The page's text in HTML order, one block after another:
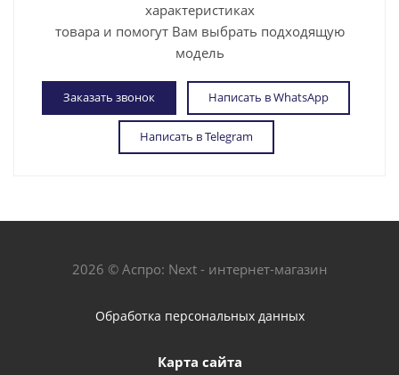
характеристиках
товара и помогут Вам выбрать подходящую
модель
Заказать звонок Написать в WhatsApp
Написать в Telegram
2026 © Аспро: Next - интернет-магазин
Обработка персональных данных
Карта сайта